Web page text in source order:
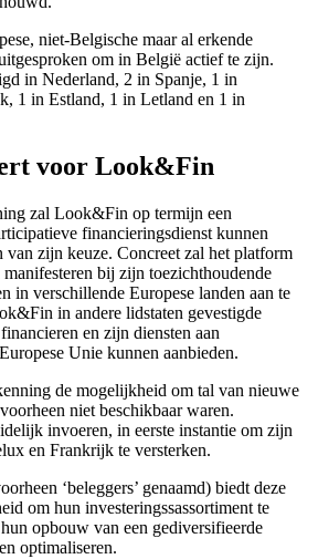
niet-Belgische maar al erkende
om in België actief te zijn.
in Nederland, 2 in Spanje, 1 in
1 in Estland, 1 in Letland en 1 in
voor Look&Fin
zal Look&Fin op termijn een
financieringsdienst kunnen
van zijn keuze. Concreet zal het platform
bij zijn toezichthoudende
in verschillende Europese landen aan te
in andere lidstaten gevestigde
en zijn diensten aan
Unie kunnen aanbieden.
de mogelijkheid om tal van nieuwe
niet beschikbaar waren.
invoeren, in eerste instantie om zijn
en Frankrijk te versterken.
‘beleggers’ genaamd) biedt deze
om hun investeringssassortiment te
opbouw van een gediversifieerde
optimaliseren.